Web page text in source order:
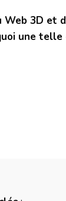
Web 3D et
une